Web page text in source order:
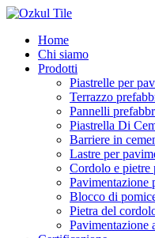
Home
Chi siamo
Prodotti
Piastrelle per
Terrazzo
Pannelli
Piastrella Di
Barriere in
Lastre per
Cordolo e pietre
Pavimentazione
Blocco di
Pietra del
Pavimentazione